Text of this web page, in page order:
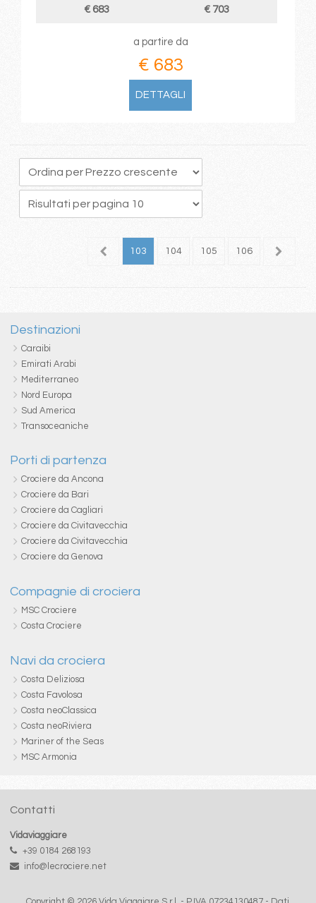
€ 683
€ 703
a partire da
€ 683
DETTAGLI
102 103 104 105 106 107
Destinazioni
Caraibi
Emirati Arabi
Mediterraneo
Nord Europa
Sud America
Transoceaniche
Porti di partenza
Crociere da Ancona
Crociere da Bari
Crociere da Cagliari
Crociere da Civitavecchia
Crociere da Civitavecchia
Crociere da Genova
Compagnie di crociera
MSC Crociere
Costa Crociere
Navi da crociera
Costa Deliziosa
Costa Favolosa
Costa neoClassica
Costa neoRiviera
Mariner of the Seas
MSC Armonia
Contatti
Vidaviaggiare
+39 0184 268193
info@lecrociere.net